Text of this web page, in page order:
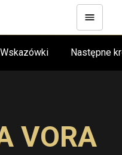
Wskazówki Następne
VORA